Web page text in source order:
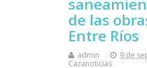
de las
Entre Ríos
admin
9 de
Cazanoticias